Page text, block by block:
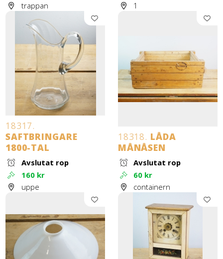
trappan
1
18317.
SAFTBRINGARE
1800-TAL
Avslutat rop
160 kr
uppe
18318. LÅDA
MÅNÅSEN
Avslutat rop
60 kr
containern